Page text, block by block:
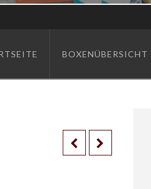
BOXENWELT24
BOXENÜBERSICHT